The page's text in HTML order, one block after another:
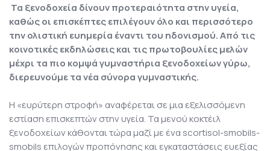
Τα ξενοδοχεία δίνουν προτεραιότητα στην υγεία,
καθώς οι επισκέπτες επιλέγουν όλο και περισσότερο
την ολιστική ευημερία έναντι του ηδονισμού. Από τις
κοινοτικές εκδηλώσεις και τις πρωτοβουλίες μελών
μέχρι τα πιο κομψά γυμναστήρια ξενοδοχείων γύρω,
διερευνούμε τα νέα σύνορα γυμναστικής.
Η «ευρύτερη στροφή» αναφέρεται σε μια εξελισσόμενη
εστίαση επισκεπτών στην υγεία. Τα μενού κοκτέιλ
ξενοδοχείων κάθονται τώρα μαζί με ένα scortisol-smobils-
smobils επιλογών προπόνησης και εγκαταστάσεις ευεξίας